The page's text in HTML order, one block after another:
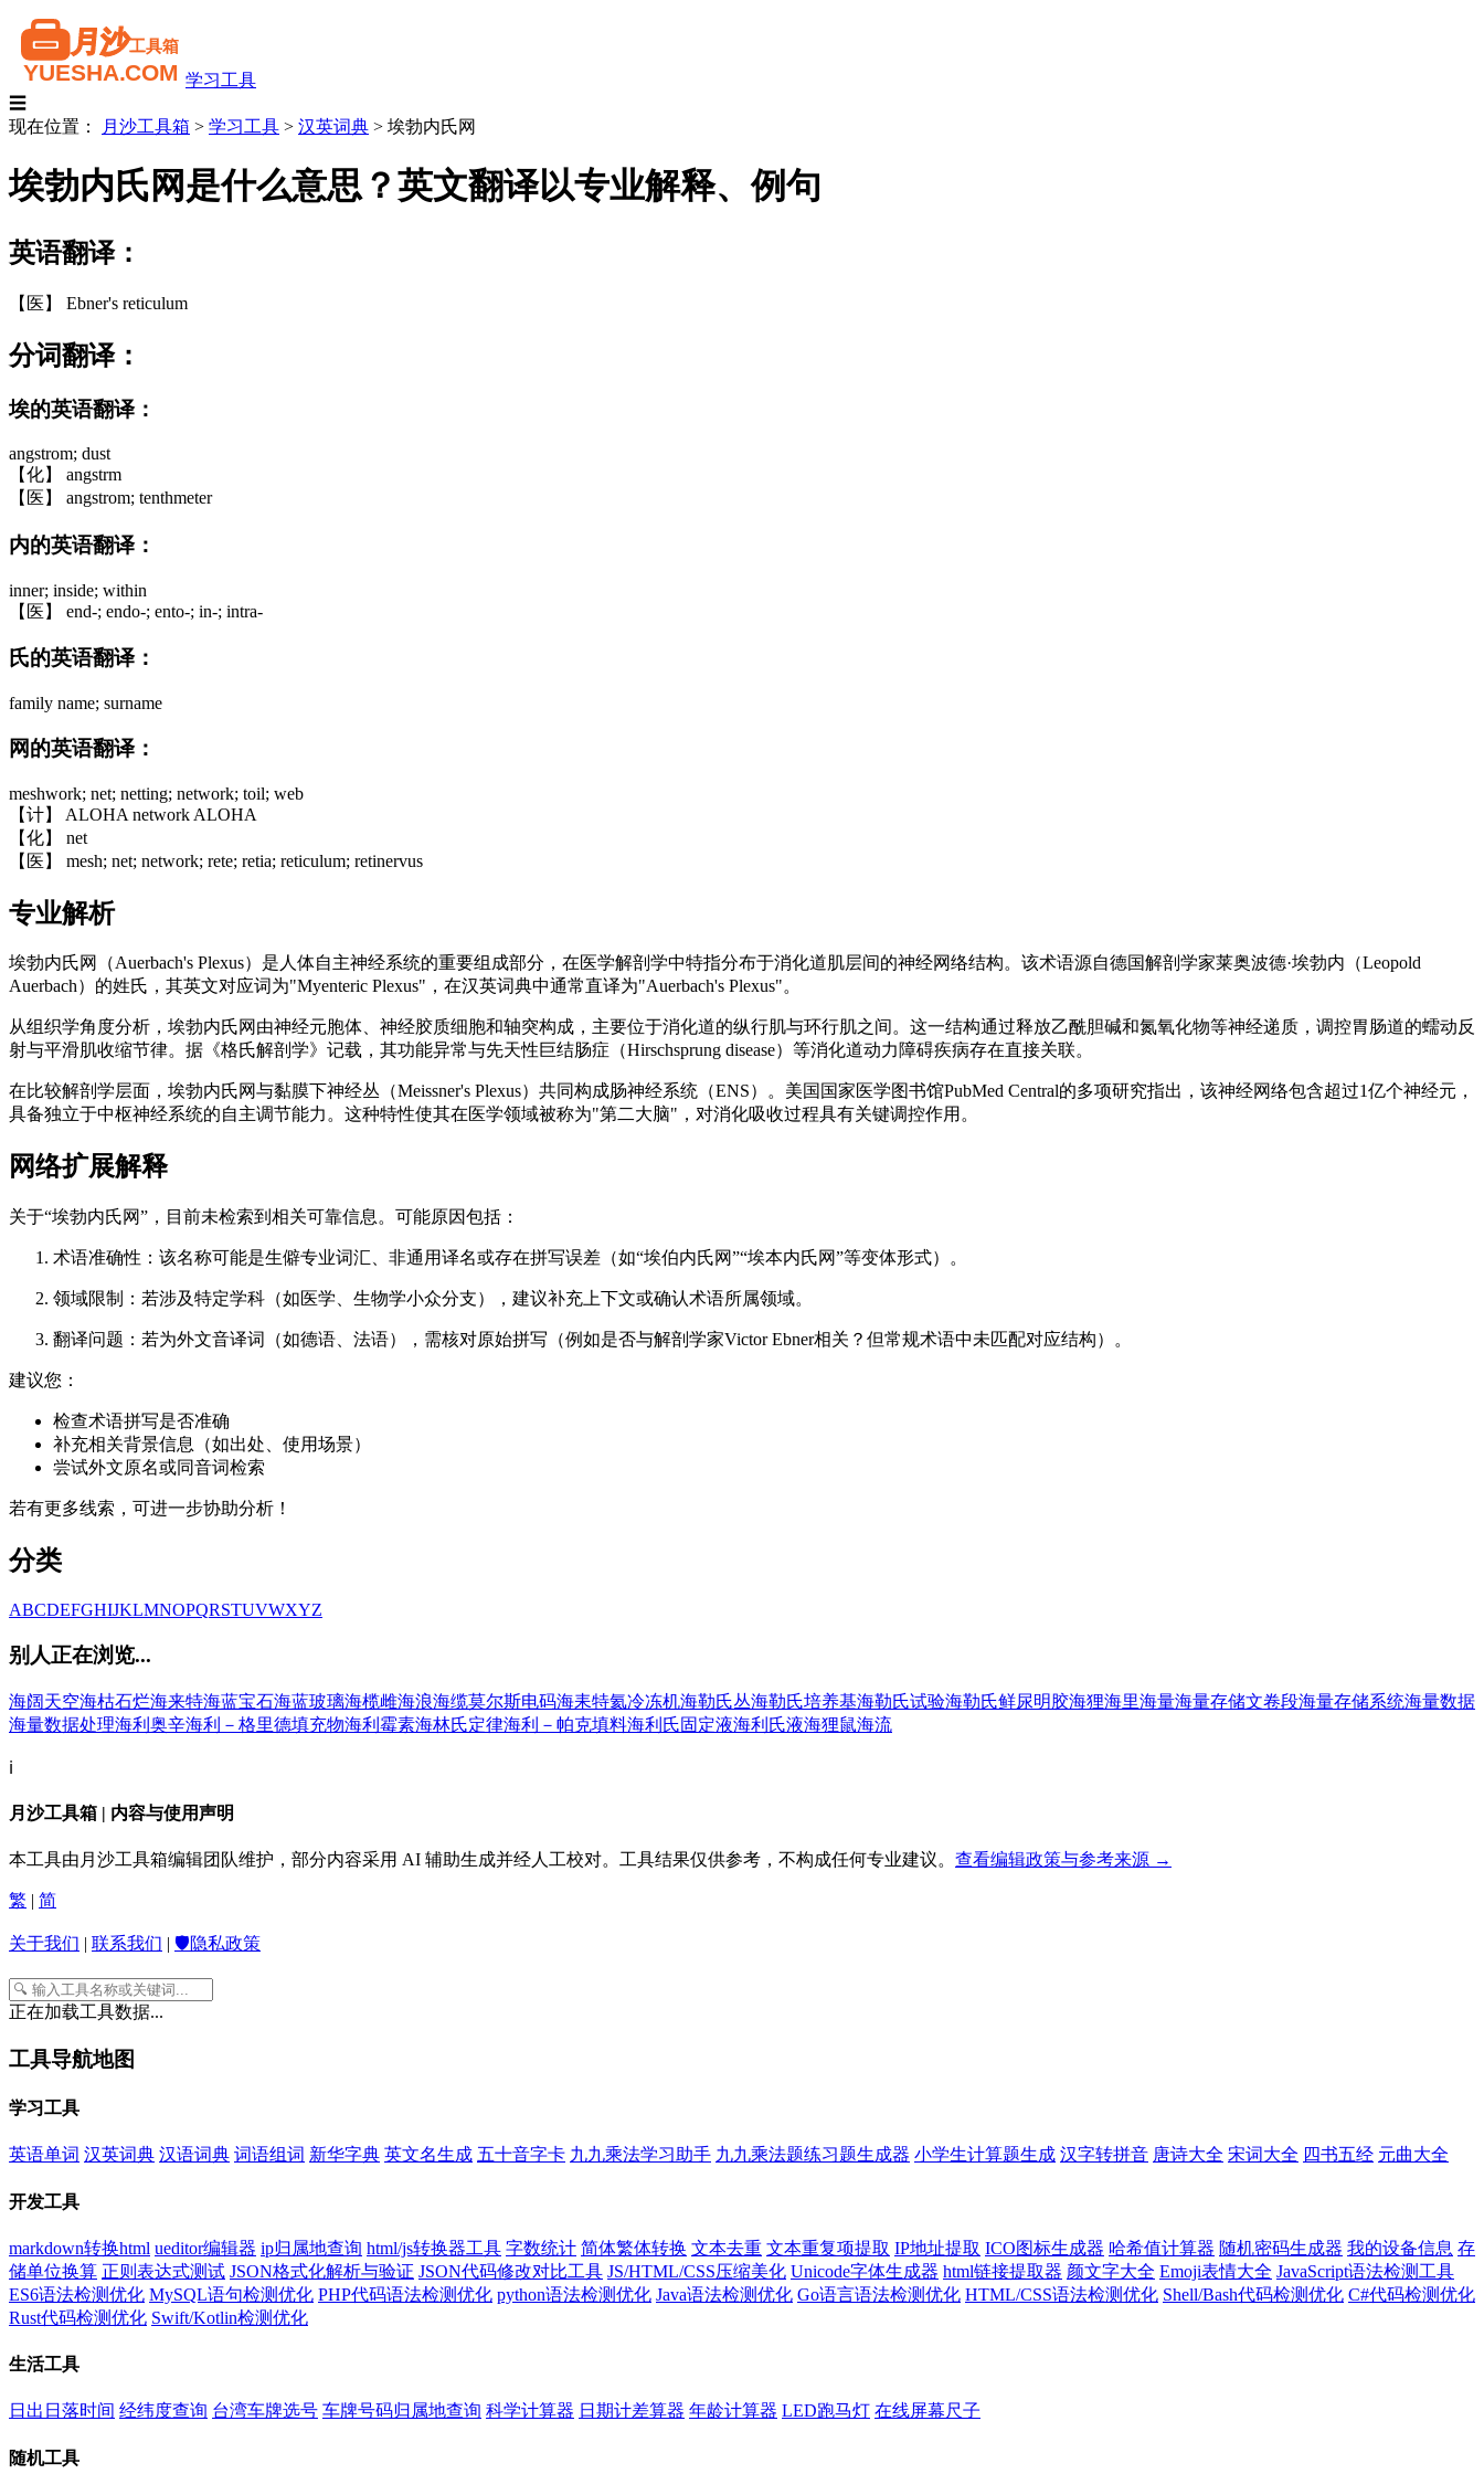
学习工具
☰
现在位置：
月沙工具箱 > 学习工具 > 汉英词典 > 埃勃内氏网
埃勃内氏网是什么意思？英文翻译以专业解释、例句
英语翻译：
【医】 Ebner's reticulum
分词翻译：
埃的英语翻译：
angstrom; dust
【化】 angstrm
【医】 angstrom; tenthmeter
内的英语翻译：
inner; inside; within
【医】 end-; endo-; ento-; in-; intra-
氏的英语翻译：
family name; surname
网的英语翻译：
meshwork; net; netting; network; toil; web
【计】 ALOHA network ALOHA
【化】 net
【医】 mesh; net; network; rete; retia; reticulum; retinervus
专业解析
埃勃内氏网（Auerbach's Plexus）是人体自主神经系统的重要组成部分，在医学解剖学中特指分布于消化道肌层间的神经网络结构。该术语源自德国解剖学家莱奥波德·埃勃内（Leopold
Auerbach）的姓氏，其英文对应词为"Myenteric Plexus"，在汉英词典中通常直译为"Auerbach's Plexus"。
从组织学角度分析，埃勃内氏网由神经元胞体、神经胶质细胞和轴突构成，主要位于消化道的纵行肌与环行肌之间。这一结构通过释放乙酰胆碱和氮氧化物等神经递质，调控胃肠道的蠕动反
射与平滑肌收缩节律。据《格氏解剖学》记载，其功能异常与先天性巨结肠症（Hirschsprung disease）等消化道动力障碍疾病存在直接关联。
在比较解剖学层面，埃勃内氏网与黏膜下神经丛（Meissner's Plexus）共同构成肠神经系统（ENS）。美国国家医学图书馆PubMed Central的多项研究指出，该神经网络包含超过1亿个神经元，
具备独立于中枢神经系统的自主调节能力。这种特性使其在医学领域被称为"第二大脑"，对消化吸收过程具有关键调控作用。
网络扩展解释
关于“埃勃内氏网”，目前未检索到相关可靠信息。可能原因包括：
术语准确性：该名称可能是生僻专业词汇、非通用译名或存在拼写误差（如“埃伯内氏网”“埃本内氏网”等变体形式）。
领域限制：若涉及特定学科（如医学、生物学小众分支），建议补充上下文或确认术语所属领域。
翻译问题：若为外文音译词（如德语、法语），需核对原始拼写（例如是否与解剖学家Victor Ebner相关？但常规术语中未匹配对应结构）。
建议您：
检查术语拼写是否准确
补充相关背景信息（如出处、使用场景）
尝试外文原名或同音词检索
若有更多线索，可进一步协助分析！
分类
ABCDEFGHIJKLMNOPQRSTUVWXYZ
别人正在浏览...
海阔天空海枯石烂海来特海蓝宝石海蓝玻璃海榄雌海浪海缆莫尔斯电码海耒特氦冷冻机海勒氏丛海勒氏培养基海勒氏试验海勒氏鲜尿明胶海狸海里海量海量存储文卷段海量存储系统海量数据
海量数据处理海利奥辛海利－格里德填充物海利霉素海林氏定律海利－帕克填料海利氏固定液海利氏液海狸鼠海流
ℹ️
月沙工具箱 | 内容与使用声明
本工具由月沙工具箱编辑团队维护，部分内容采用 AI 辅助生成并经人工校对。工具结果仅供参考，不构成任何专业建议。 查看编辑政策与参考来源 →
繁 | 简
关于我们 | 联系我们 | 🛡️隐私政策
正在加载工具数据...
工具导航地图
学习工具
英语单词 汉英词典 汉语词典 词语组词 新华字典 英文名生成 五十音字卡 九九乘法学习助手 九九乘法题练习题生成器 小学生计算题生成 汉字转拼音 唐诗大全 宋词大全 四书五经 元曲大全
开发工具
markdown转换html ueditor编辑器 ip归属地查询 html/js转换器工具 字数统计 简体繁体转换 文本去重 文本重复项提取 IP地址提取 ICO图标生成器 哈希值计算器 随机密码生成器 我的设备信息 存
储单位换算 正则表达式测试 JSON格式化解析与验证 JSON代码修改对比工具 JS/HTML/CSS压缩美化 Unicode字体生成器 html链接提取器 颜文字大全 Emoji表情大全 JavaScript语法检测工具
ES6语法检测优化 MySQL语句检测优化 PHP代码语法检测优化 python语法检测优化 Java语法检测优化 Go语言语法检测优化 HTML/CSS语法检测优化 Shell/Bash代码检测优化 C#代码检测优化
Rust代码检测优化 Swift/Kotlin检测优化
生活工具
日出日落时间 经纬度查询 台湾车牌选号 车牌号码归属地查询 科学计算器 日期计差算器 年龄计算器 LED跑马灯 在线屏幕尺子
随机工具